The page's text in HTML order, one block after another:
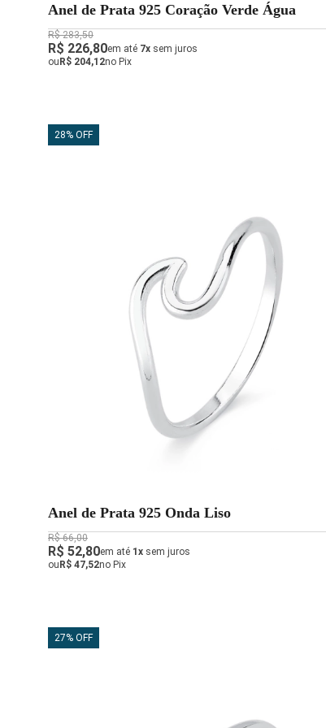
Anel de Prata 925 Coração Verde Água
R$ 283,50
R$ 226,80em até 7x sem juros
ou R$ 204,12no Pix
28% OFF
Anel de Prata 925 Onda Liso
R$ 66,00
R$ 52,80em até 1x sem juros
ou R$ 47,52no Pix
27% OFF